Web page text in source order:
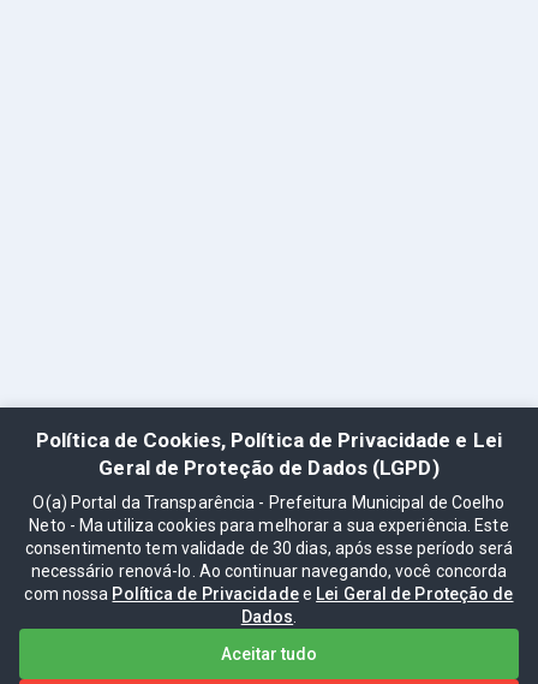
Política de Cookies, Política de Privacidade e Lei
Geral de Proteção de Dados (LGPD)
O(a) Portal da Transparência - Prefeitura Municipal de Coelho
Neto - Ma utiliza cookies para melhorar a sua experiência. Este
consentimento tem validade de 30 dias, após esse período será
necessário renová-lo. Ao continuar navegando, você concorda
com nossa Política de Privacidadee Lei Geral de Proteção de
Dados
Aceitar tudo